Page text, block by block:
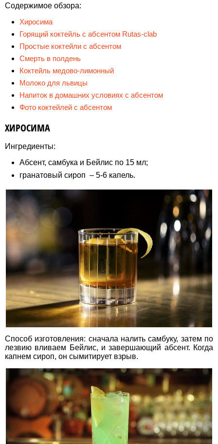
Содержимое обзора:
Хиросима
Горящий коктейль с абсентом Rutas-clab
Простые коктейли с абсентом
Смерть в полдень
Коктейль медово-лимонный
Молоко для львицы
Напиток в домашних условиях с абсентом
Фото коктейлей с абсентом
ХИРОСИМА
Ингредиенты:
Абсент, самбука и Бейлис по 15 мл;
гранатовый сироп – 5-6 капель.
Способ изготовления: сначала налить самбуку, затем по
лезвию вливаем Бейлис, и завершающий абсент. Когда
капнем сироп, он сымитирует взрыв.